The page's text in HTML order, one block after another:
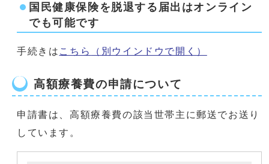
国民健康保険を脱退する届出はオンライン
でも可能です
手続きは こちら （別ウインドウで開く）
高額療養費の申請について
申請書は、高額療養費の該当世帯主に郵送でお送り
しています。